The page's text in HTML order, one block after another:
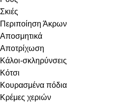
Σκιές
Περιποίηση Άκρων
Αποσμητικά
Αποτρίχωση
Κάλοι-σκληρύνσεις
Κότσι
Κουρασμένα πόδια
Κρέμες χεριών